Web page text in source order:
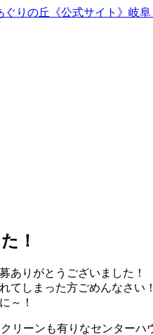
！
ありがとうございました！
てしまった方ごめんなさい！
～！
リーンも有りなセンターハ